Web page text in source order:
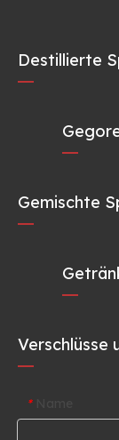
Destillierte
Gemischte
Verschlüsse
*